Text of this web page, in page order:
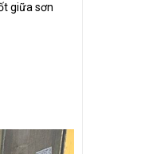
giữa sơn